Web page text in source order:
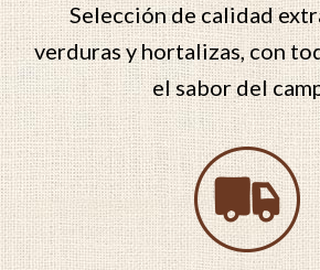
Selección de calidad
verduras y hortalizas, con
el sabor del